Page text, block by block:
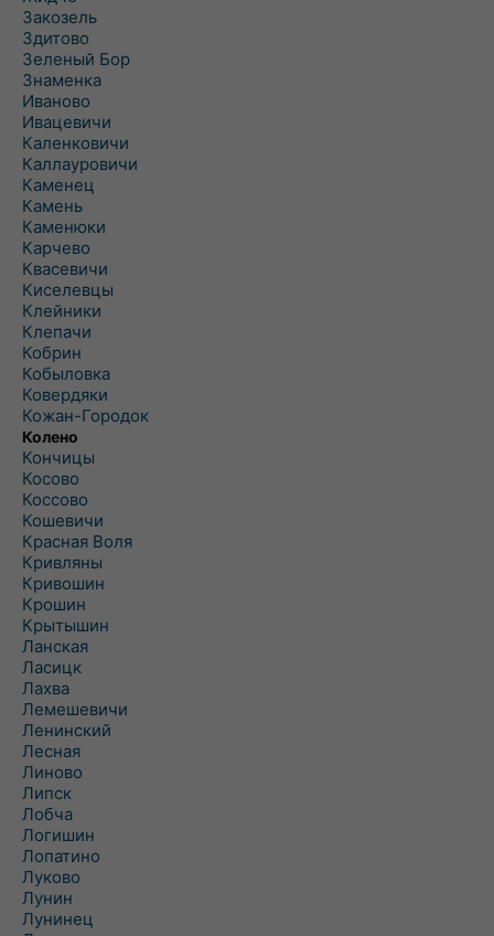
Закозель
Здитово
Зеленый Бор
Знаменка
Иваново
Ивацевичи
Каленковичи
Каллауровичи
Каменец
Камень
Каменюки
Карчево
Квасевичи
Киселевцы
Клейники
Клепачи
Кобрин
Кобыловка
Ковердяки
Кожан-Городок
Колено
Кончицы
Косово
Коссово
Кошевичи
Красная Воля
Кривляны
Кривошин
Крошин
Крытышин
Ланская
Ласицк
Лахва
Лемешевичи
Ленинский
Лесная
Линово
Липск
Лобча
Логишин
Лопатино
Луково
Лунин
Лунинец